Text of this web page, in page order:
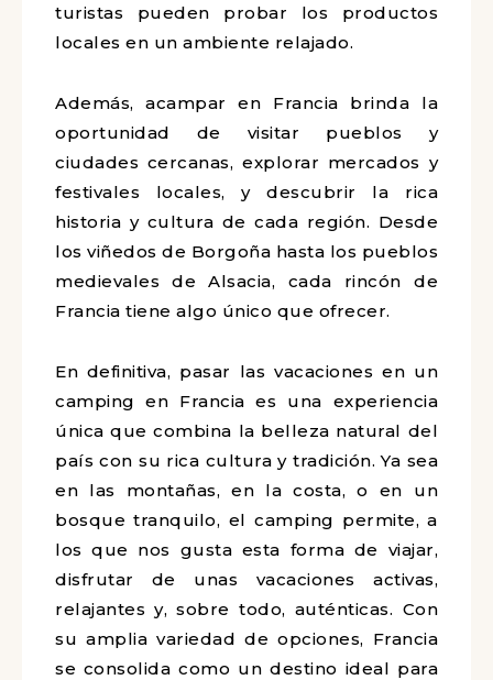
turistas pueden probar los productos
locales en un ambiente relajado.
Además, acampar en Francia brinda la
oportunidad de visitar pueblos y
ciudades cercanas, explorar mercados y
festivales locales, y descubrir la rica
historia y cultura de cada región. Desde
los viñedos de Borgoña hasta los pueblos
medievales de Alsacia, cada rincón de
Francia tiene algo único que ofrecer.
En definitiva, pasar las vacaciones en un
camping en Francia es una experiencia
única que combina la belleza natural del
país con su rica cultura y tradición. Ya sea
en las montañas, en la costa, o en un
bosque tranquilo, el camping permite, a
los que nos gusta esta forma de viajar,
disfrutar de unas vacaciones activas,
relajantes y, sobre todo, auténticas. Con
su amplia variedad de opciones, Francia
se consolida como un destino ideal para